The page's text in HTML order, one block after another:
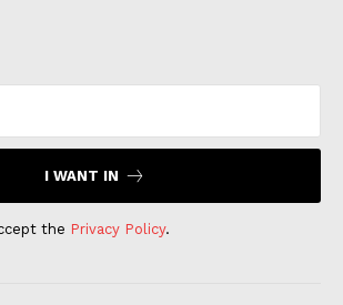
I WANT IN
the Privacy Policy.